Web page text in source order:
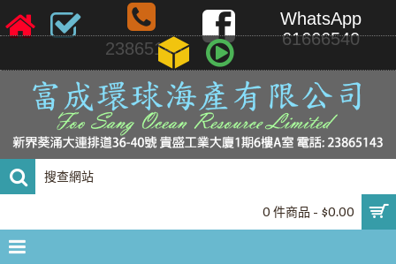
23865143
WhatsApp
61666540
0 件商品 - $0.00